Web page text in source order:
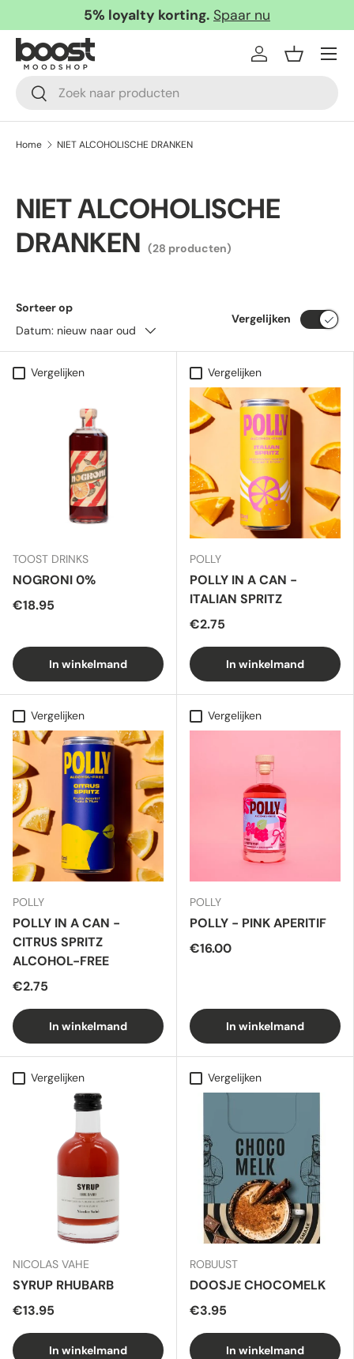
Ga naar inhoud
5% loyalty korting. Spaar nu
Zoeken
Zoeken
InloggenMandje
Menu
Home NIET ALCOHOLISCHE DRANKEN
NIET ALCOHOLISCHE
DRANKEN (28 producten)
Sorteer op
Datum: nieuw naar oud
Vergelijken
Vergelijken
TOOST DRINKS
NOGRONI 0%
€18.95
In winkelmand
Vergelijken
POLLY
POLLY IN A CAN -
ITALIAN SPRITZ
€2.75
In winkelmand
Vergelijken
POLLY
POLLY IN A CAN -
CITRUS SPRITZ
ALCOHOL-FREE
€2.75
In winkelmand
Vergelijken
POLLY
POLLY - PINK APERITIF
€16.00
In winkelmand
Vergelijken
NICOLAS VAHE
SYRUP RHUBARB
€13.95
In winkelmand
Vergelijken
ROBUUST
DOOSJE CHOCOMELK
€3.95
In winkelmand